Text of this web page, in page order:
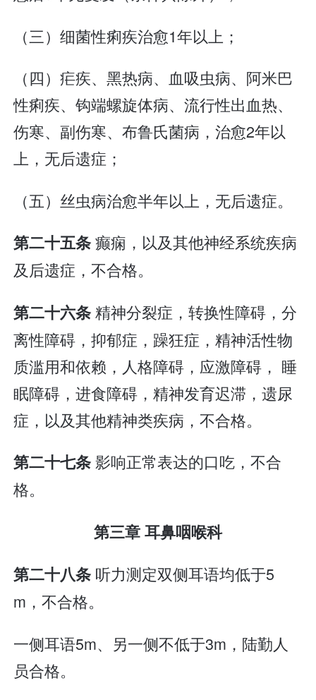
（三）细菌性痢疾治愈1年以上；
（四）疟疾、黑热病、血吸虫病、阿米巴
性痢疾、钩端螺旋体病、流行性出血热、
伤寒、副伤寒、布鲁氏菌病，治愈2年以
上，无后遗症；
（五）丝虫病治愈半年以上，无后遗症。
第二十五条癫痫，以及其他神经系统疾病
及后遗症，不合格。
第二十六条精神分裂症，转换性障碍，分
离性障碍，抑郁症，躁狂症，精神活性物
质滥用和依赖，人格障碍，应激障碍， 睡
眠障碍，进食障碍，精神发育迟滞，遗尿
症，以及其他精神类疾病，不合格。
第二十七条影响正常表达的口吃，不合
格。
第三章 耳鼻咽喉科
第二十八条 听力测定双侧耳语均低于5
m，不合格。
一侧耳语5m、另一侧不低于3m，陆勤人
员合格。